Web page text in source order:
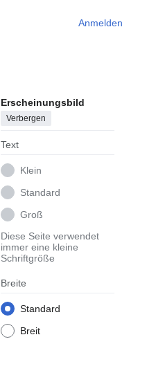
Anmelden
Erscheinungsbild
Verbergen
Text
Klein
Standard
Groß
Diese Seite verwendet
immer eine kleine
Schriftgröße
Breite
Standard
Breit